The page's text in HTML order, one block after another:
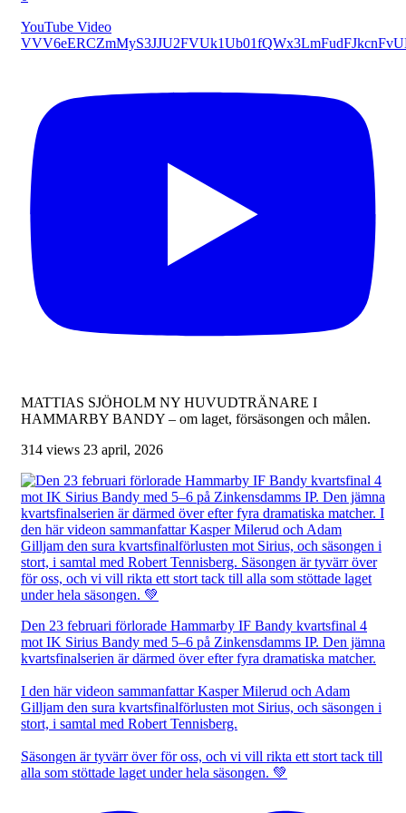
YouTube Video
MATTIAS SJÖHOLM NY HUVUDTRÄNARE I
HAMMARBY BANDY – om laget, försäsongen och målen.
314 views 23 april, 2026
Den 23 februari förlorade Hammarby IF Bandy kvartsfinal 4
mot IK Sirius Bandy med 5–6 på Zinkensdamms IP. Den jämna
kvartsfinalserien är därmed över efter fyra dramatiska matcher.
I den här videon sammanfattar Kasper Milerud och Adam
Gilljam den sura kvartsfinalförlusten mot Sirius, och säsongen i
stort, i samtal med Robert Tennisberg.
Säsongen är tyvärr över för oss, och vi vill rikta ett stort tack till
alla som stöttade laget under hela säsongen. 💚